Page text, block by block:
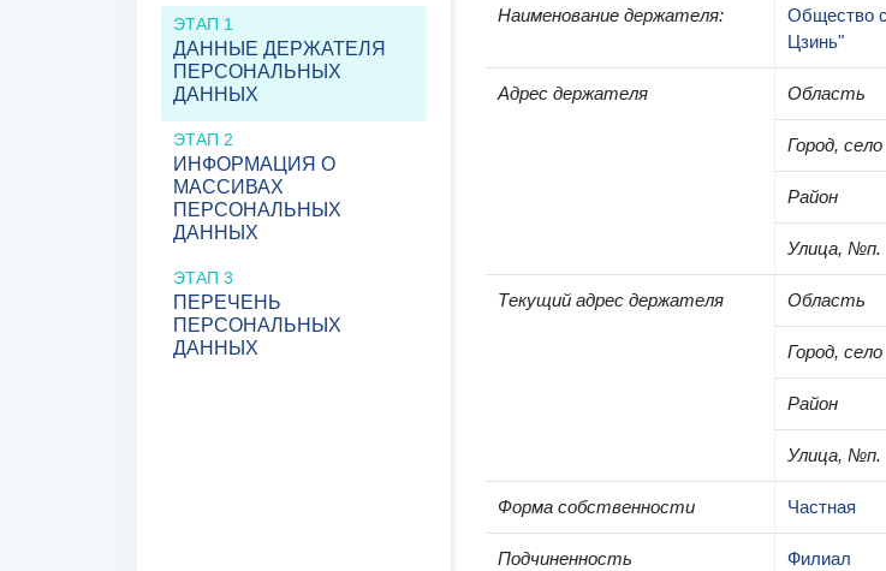
ЭТАП 1
ДАННЫЕ ДЕРЖАТЕЛЯ
ПЕРСОНАЛЬНЫХ
ДАННЫХ
ЭТАП 2
ИНФОРМАЦИЯ О
МАССИВАХ
ПЕРСОНАЛЬНЫХ
ДАННЫХ
ЭТАП 3
ПЕРЕЧЕНЬ
ПЕРСОНАЛЬНЫХ
ДАННЫХ
Наименование держателя:
Общество
Цзинь"
Адрес держателя Область
Город, село
Район
Улица, №п.
Текущий адрес держателя Область
Город, село
Район
Улица, №п.
Форма собственности Частная
Подчиненность Филиал